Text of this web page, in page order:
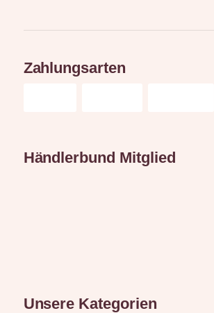
Zahlungsarten
Händlerbund Mitglied
Unsere Kategorien